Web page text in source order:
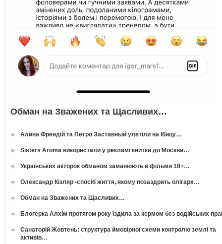
Обман на Зважених та Щасливих…
Алина Френдій та Петро Заставный улетіли на Ібицу…
Sisters Aroma використали у рекламі квитки до Москви…
Українських акторок обманом заманюють в фільми 18+…
Олександр Кізляр -спосіб життя, якому позаздрить олігарх…
Обман на Зважених та Щасливих…
Блогерка Алхім протягом року їздила за кермом без водійських
Санаторій Жовтень: структура ймовірної схеми контролю землі та
активів…